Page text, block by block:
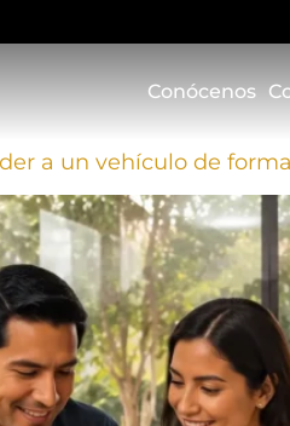
Conócenos
a un vehículo de